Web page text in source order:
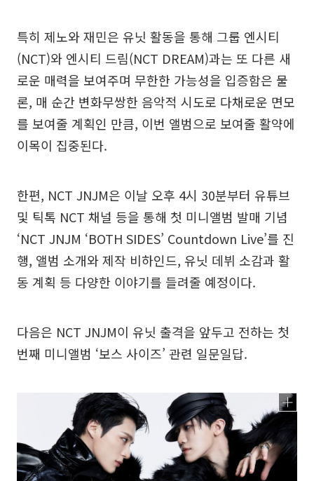
특히 제노와 재민은 유닛 활동을 통해 그룹 엔시티
(NCT)와 엔시티 드림(NCT DREAM)과는 또 다른 새
로운 매력을 보여주며 무한한 가능성을 입증함은 물
론, 매 순간 변화무쌍한 음악적 시도로 다채로운 면모
를 보여줄 계획인 만큼, 이번 앨범으로 보여줄 활약에
이목이 집중된다.
한편, NCT JNJM은 이날 오후 4시 30분부터 유튜브
및 틱톡 NCT 채널 등을 통해 첫 미니앨범 발매 기념
‘NCT JNJM ‘BOTH SIDES’ Countdown Live’를 진
행, 앨범 소개와 제작 비하인드, 유닛 데뷔 소감과 활
동 계획 등 다양한 이야기를 들려줄 예정이다.
다음은 NCT JNJM이 유닛 출격을 앞두고 전하는 첫
번째 미니앨범 ‘보스 사이즈’ 관련 일문일답.